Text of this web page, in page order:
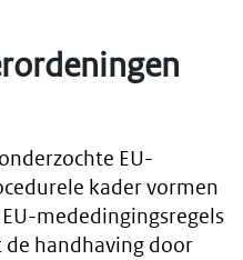
EU-
kader vormen
mededingingsregels
handhaving door